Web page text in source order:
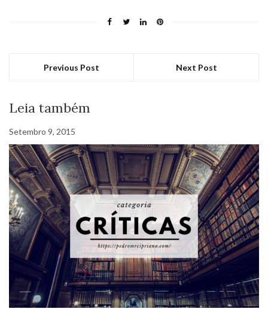
Previous Post Next Post
Leia também
Setembro 9, 2015